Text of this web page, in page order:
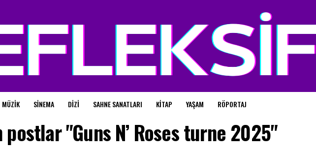
MÜZIK SINEMA DIZI SAHNE SANATLARI KITAP YAŞAM RÖPORTAJ
postlar "Guns N’ Roses turne 2025"